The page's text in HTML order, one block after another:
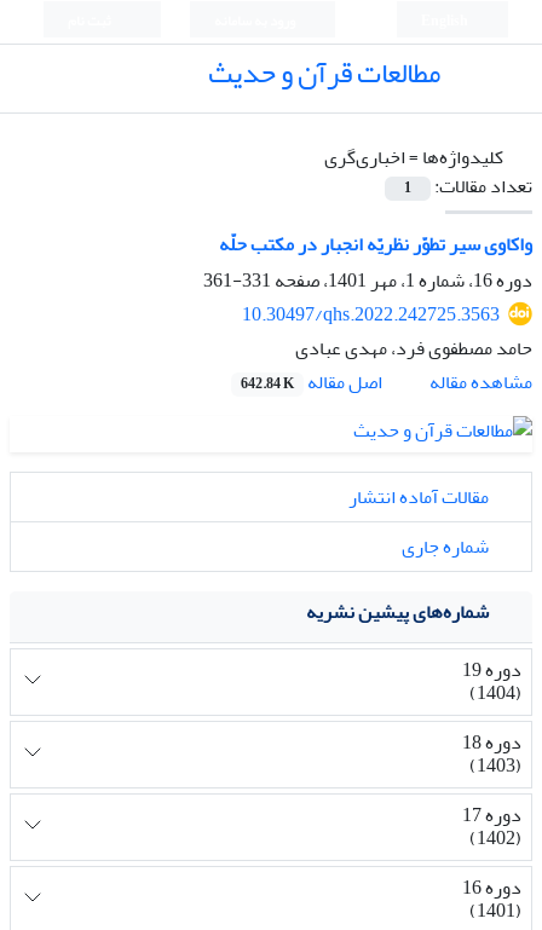
مطالعات قرآن و حدیث
کلیدواژه‌ها =اخباری‌گری
تعداد مقالات:
1
واکاوی سیر تطوّر نظریّه انجبار در مکتب حلّه
دوره 16، شماره 1، مهر 1401، صفحه
331-361
10.30497/qhs.2022.242725.3563
حامد مصطفوی فرد، مهدی عبادی
مشاهده مقاله
اصل مقاله 642.84 K
مقالات آماده انتشار
شماره جاری
شماره‌های پیشین نشریه
دوره 19
(1404)
دوره 18
(1403)
دوره 17
(1402)
دوره 16
(1401)